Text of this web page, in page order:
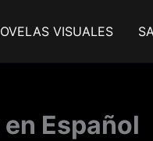
VISUALES
Español